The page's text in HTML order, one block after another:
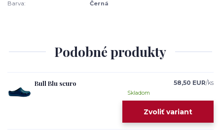
Barva:
Černá
Podobné produkty
Bull Blu scuro 58,50 EUR/ks
Skladom
Zvoliť variant